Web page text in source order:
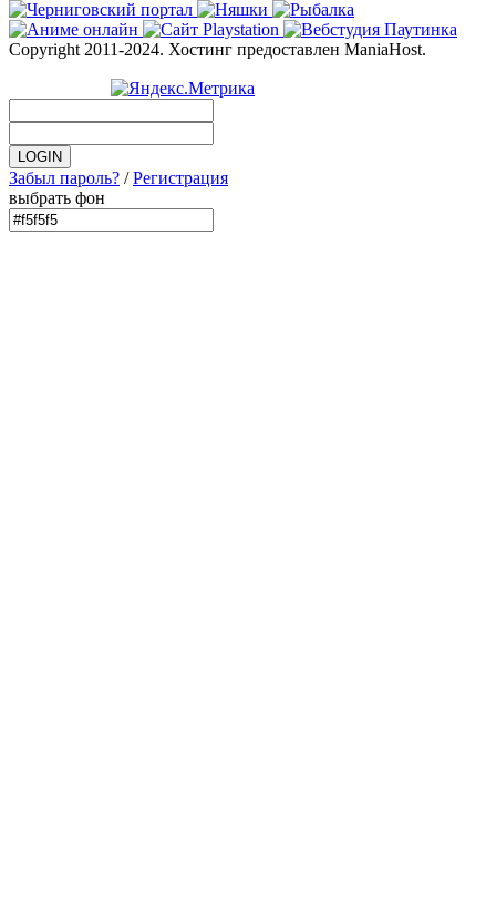
Copyright 2011-2024. Хостинг предоставлен ManiaHost.
Забыл пароль? /Регистрация
выбрать фон